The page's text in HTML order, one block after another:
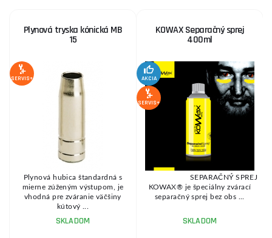
Plynová tryska kónická MB
15
SERVIS+
Plynová hubica štandardná s
mierne zúženým výstupom, je
vhodná pre zváranie väčšiny
kútový ...
SKLADOM
KOWAX Separačný sprej
400ml
AKCIA
SERVIS+
SEPARAČNÝ SPREJ
KOWAX® je špeciálny zvárací
separačný sprej bez obs ...
SKLADOM